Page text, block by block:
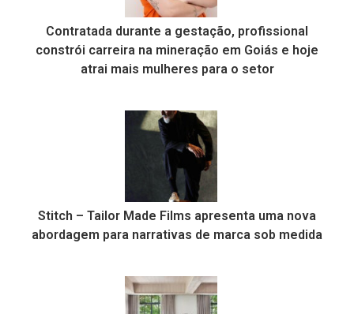
Contratada durante a gestação, profissional
constrói carreira na mineração em Goiás e hoje
atrai mais mulheres para o setor
Stitch – Tailor Made Films apresenta uma nova
abordagem para narrativas de marca sob medida